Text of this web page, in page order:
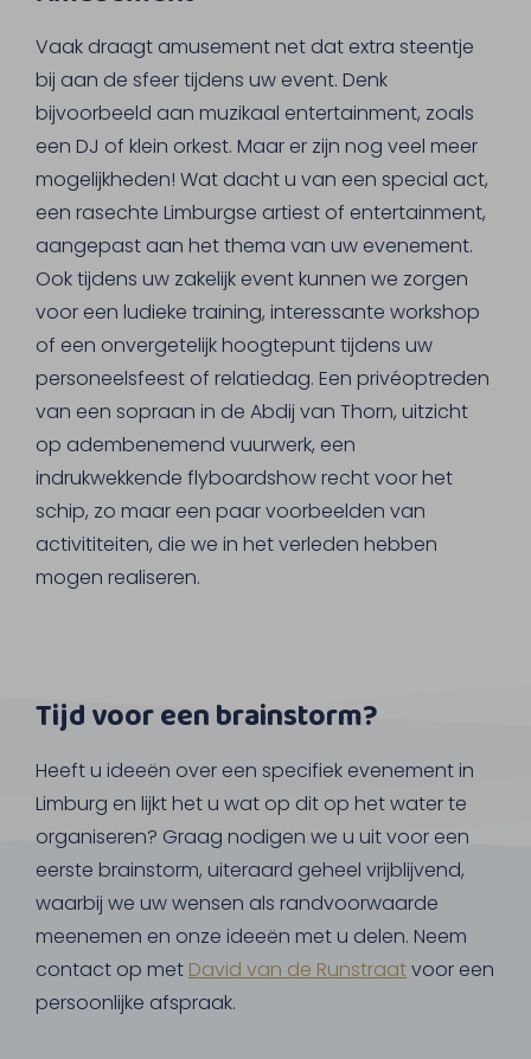
Vaak draagt amusement net dat extra steentje
bij aan de sfeer tijdens uw event. Denk
bijvoorbeeld aan muzikaal entertainment, zoals
een DJ of klein orkest. Maar er zijn nog veel meer
mogelijkheden! Wat dacht u van een special act,
een rasechte Limburgse artiest of entertainment,
aangepast aan het thema van uw evenement.
Ook tijdens uw zakelijk event kunnen we zorgen
voor een ludieke training, interessante workshop
of een onvergetelijk hoogtepunt tijdens uw
personeelsfeest of relatiedag. Een privéoptreden
van een sopraan in de Abdij van Thorn, uitzicht
op adembenemend vuurwerk, een
indrukwekkende flyboardshow recht voor het
schip, zo maar een paar voorbeelden van
activititeiten, die we in het verleden hebben
mogen realiseren.
Tijd voor een brainstorm?
Heeft u ideeën over een specifiek evenement in
Limburg en lijkt het u wat op dit op het water te
organiseren? Graag nodigen we u uit voor een
eerste brainstorm, uiteraard geheel vrijblijvend,
waarbij we uw wensen als randvoorwaarde
meenemen en onze ideeën met u delen. Neem
contact op met David van de Runstraatvoor een
persoonlijke afspraak.